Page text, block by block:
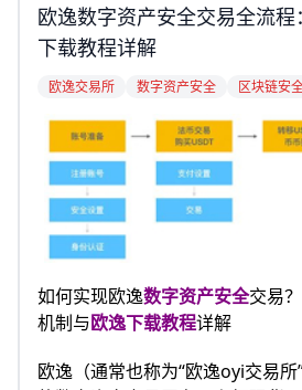
欧逸数字资产安全交易全流
下载教程详解
欧逸交易所 数字资产安全 区块链安
如何实现欧逸数字资产安全交易
机制与欧逸下载教程详解
欧逸（通常也称为“欧逸oyi交易